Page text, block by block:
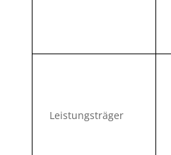
Leistungsträger